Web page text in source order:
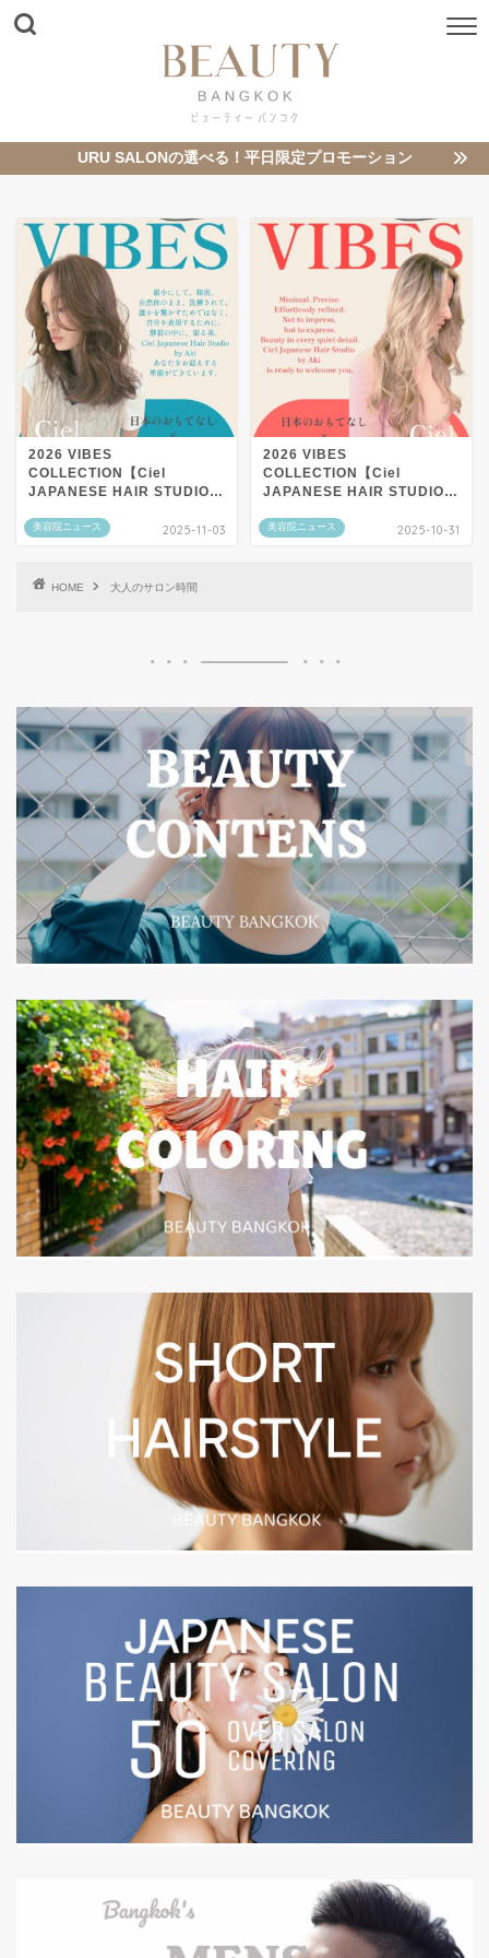
URU SALONの選べる！平日限定プロモーション
美容院ニュース
2026 VIBES
COLLECTION【Ciel
JAPANESE HAIR STUDIO
2025-11-03 美容院ニュース
2026 VIBES
COLLECTION【Ciel
JAPANESE HAIR STUDIO
2025-10-31
HOME 大人のサロン時間